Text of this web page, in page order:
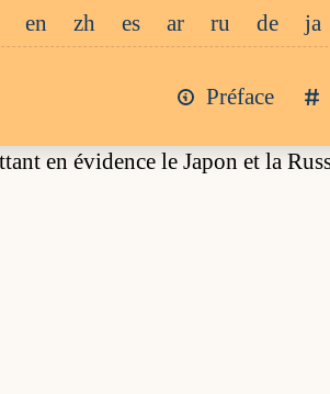
en zh es ar ru de ja
Préface